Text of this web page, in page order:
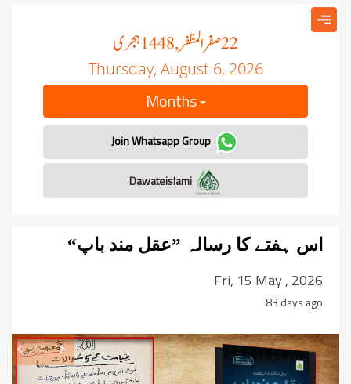
22صفر المظفر, 1448 ہجری
Thursday, August 6, 2026
Months
Join Whatsapp Group
اس ہفتے کا رسالہ ”عقل مند باپ“
Fri, 15 May , 2026
83 days ago
Next